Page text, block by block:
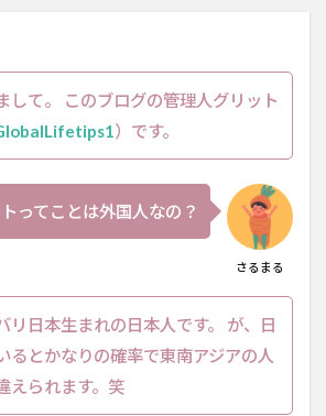
して。 このブログの管理人グリット
）です。
さるまる
ってことは外国人なの？
リ日本生まれの日本人です。 が、日
るとかなりの確率で東南アジアの人
えられます。笑